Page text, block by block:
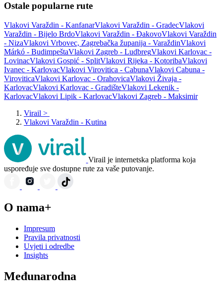
Ostale popularne rute
Vlakovi Varaždin - KanfanarVlakovi Varaždin - GradecVlakovi
Varaždin - Bijelo BrdoVlakovi Varaždin - ĐakovoVlakovi Varaždin
- NizaVlakovi Vrbovec, Zagrebačka županija - VaraždinVlakovi
Márkó - BudimpeštaVlakovi Zagreb - LudbregVlakovi Karlovac -
LovinacVlakovi Gospić - SplitVlakovi Rijeka - KotoribaVlakovi
Ivanec - KarlovacVlakovi Virovitica - CabunaVlakovi Cabuna -
ViroviticaVlakovi Karlovac - OrahovicaVlakovi Živaja -
KarlovacVlakovi Karlovac - GradišteVlakovi Lekenik -
KarlovacVlakovi Lipik - KarlovacVlakovi Zagreb - Maksimir
Virail >
Vlakovi Varaždin - Kutina
Virail je internetska platforma koja
uspoređuje sve dostupne rute za vaše putovanje.
O nama+
Impresum
Pravila privatnosti
Uvjeti i odredbe
Insights
Međunarodna